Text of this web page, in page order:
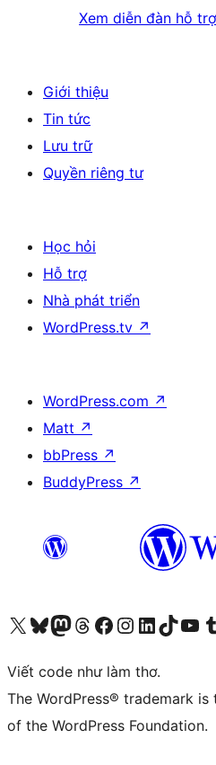
Xem diễn đàn hỗ trợ
Giới thiệu
Tin tức
Lưu trữ
Quyền riêng tư
Học hỏi
Hỗ trợ
Nhà phát triển
WordPress.tv ↗
WordPress.com ↗
Matt ↗
bbPress ↗
BuddyPress ↗
Truy cập tài khoản X (trước đây là Twitter) của chúng tôiVisit our Bluesky account
Visit our Mastodon account
Visit our Threads account
Xem trang Facebook của chúng tôiTruy cập tài khoản Instagram của chúng tôiTruy cập tài khoản LinkedIn của chúng tôiVisit our TikTok
Truy cập kênh YouTube của chúng tôi
Viết code như làm thơ.
The WordPress® trademark
of the WordPress Foundation.